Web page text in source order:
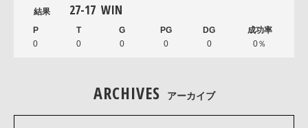
27-17 WIN
0 0 0 0 0 0％
ARCHIVES アーカイブ